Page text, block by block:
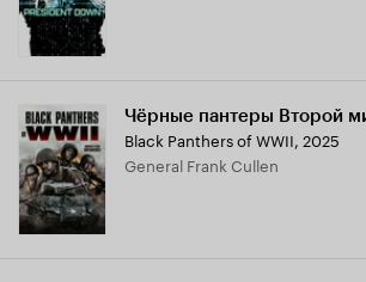
Чёрные пантеры Второй
Black Panthers of WWII, 2025
General Frank Cullen